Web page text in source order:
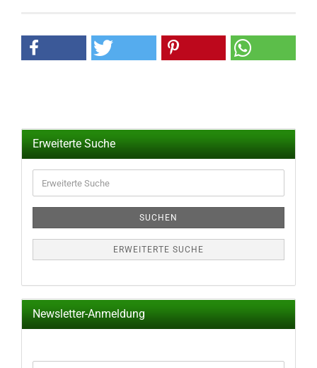
Erweiterte Suche
Suche
SUCHEN
ERWEITERTE SUCHE
Newsletter-Anmeldung